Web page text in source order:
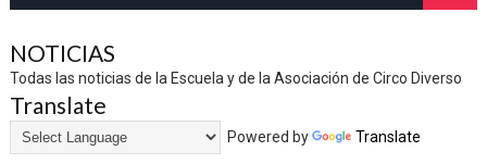
NOTICIAS
Todas las noticias de la Escuela y de la Asociación de Circo Diverso
Translate
Powered by Translate